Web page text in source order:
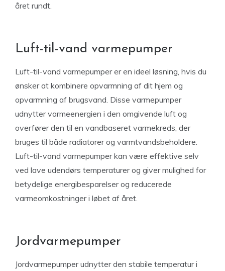
året rundt.
Luft-til-vand varmepumper
Luft-til-vand varmepumper er en ideel løsning, hvis du
ønsker at kombinere opvarmning af dit hjem og
opvarmning af brugsvand. Disse varmepumper
udnytter varmeenergien i den omgivende luft og
overfører den til en vandbaseret varmekreds, der
bruges til både radiatorer og varmtvandsbeholdere.
Luft-til-vand varmepumper kan være effektive selv
ved lave udendørs temperaturer og giver mulighed for
betydelige energibesparelser og reducerede
varmeomkostninger i løbet af året.
Jordvarmepumper
Jordvarmepumper udnytter den stabile temperatur i